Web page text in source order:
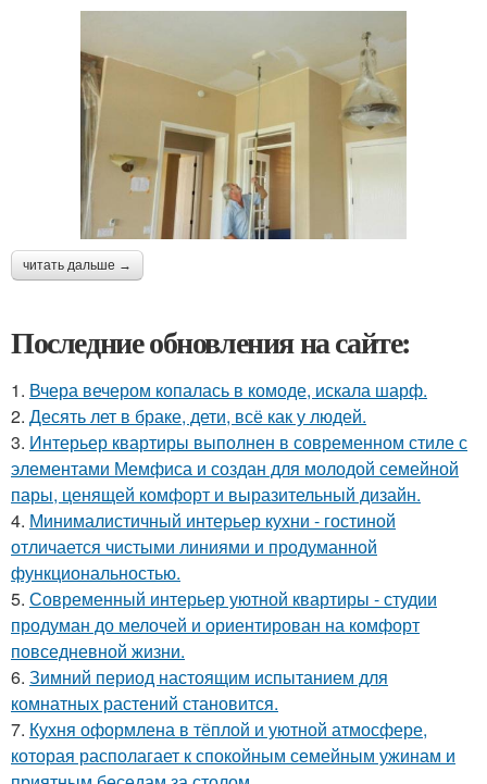
читать дальше →
Последние обновления на сайте:
1. Вчера вечером копалась в комоде, искала шарф.
2. Десять лет в браке, дети, всё как у людей.
3. Интерьер квартиры выполнен в современном стиле с
элементами Мемфиса и создан для молодой семейной
пары, ценящей комфорт и выразительный дизайн.
4. Минималистичный интерьер кухни - гостиной
отличается чистыми линиями и продуманной
функциональностью.
5. Современный интерьер уютной квартиры - студии
продуман до мелочей и ориентирован на комфорт
повседневной жизни.
6. Зимний период настоящим испытанием для
комнатных растений становится.
7. Кухня оформлена в тёплой и уютной атмосфере,
которая располагает к спокойным семейным ужинам и